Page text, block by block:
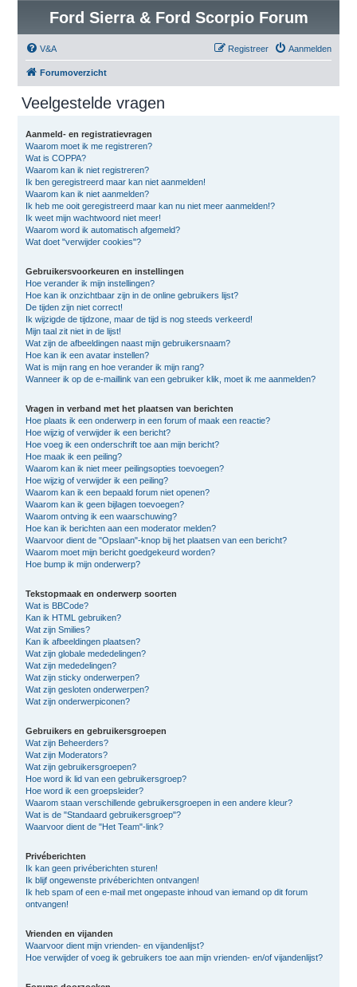
Ford Sierra & Ford Scorpio Forum
V&A Aanmelden
Registreer
Forumoverzicht
Veelgestelde vragen
Aanmeld- en registratievragen
Waarom moet ik me registreren?
Wat is COPPA?
Waarom kan ik niet registreren?
Ik ben geregistreerd maar kan niet aanmelden!
Waarom kan ik niet aanmelden?
Ik heb me ooit geregistreerd maar kan nu niet meer aanmelden!?
Ik weet mijn wachtwoord niet meer!
Waarom word ik automatisch afgemeld?
Wat doet "verwijder cookies"?
Gebruikersvoorkeuren en instellingen
Hoe verander ik mijn instellingen?
Hoe kan ik onzichtbaar zijn in de online gebruikers lijst?
De tijden zijn niet correct!
Ik wijzigde de tijdzone, maar de tijd is nog steeds verkeerd!
Mijn taal zit niet in de lijst!
Wat zijn de afbeeldingen naast mijn gebruikersnaam?
Hoe kan ik een avatar instellen?
Wat is mijn rang en hoe verander ik mijn rang?
Wanneer ik op de e-maillink van een gebruiker klik, moet ik me aanmelden?
Vragen in verband met het plaatsen van berichten
Hoe plaats ik een onderwerp in een forum of maak een reactie?
Hoe wijzig of verwijder ik een bericht?
Hoe voeg ik een onderschrift toe aan mijn bericht?
Hoe maak ik een peiling?
Waarom kan ik niet meer peilingsopties toevoegen?
Hoe wijzig of verwijder ik een peiling?
Waarom kan ik een bepaald forum niet openen?
Waarom kan ik geen bijlagen toevoegen?
Waarom ontving ik een waarschuwing?
Hoe kan ik berichten aan een moderator melden?
Waarvoor dient de "Opslaan"-knop bij het plaatsen van een bericht?
Waarom moet mijn bericht goedgekeurd worden?
Hoe bump ik mijn onderwerp?
Tekstopmaak en onderwerp soorten
Wat is BBCode?
Kan ik HTML gebruiken?
Wat zijn Smilies?
Kan ik afbeeldingen plaatsen?
Wat zijn globale mededelingen?
Wat zijn mededelingen?
Wat zijn sticky onderwerpen?
Wat zijn gesloten onderwerpen?
Wat zijn onderwerpiconen?
Gebruikers en gebruikersgroepen
Wat zijn Beheerders?
Wat zijn Moderators?
Wat zijn gebruikersgroepen?
Hoe word ik lid van een gebruikersgroep?
Hoe word ik een groepsleider?
Waarom staan verschillende gebruikersgroepen in een andere kleur?
Wat is de "Standaard gebruikersgroep"?
Waarvoor dient de "Het Team"-link?
Privéberichten
Ik kan geen privéberichten sturen!
Ik blijf ongewenste privéberichten ontvangen!
Ik heb spam of een e-mail met ongepaste inhoud van iemand op dit forum
ontvangen!
Vrienden en vijanden
Waarvoor dient mijn vrienden- en vijandenlijst?
Hoe verwijder of voeg ik gebruikers toe aan mijn vrienden- en/of vijandenlijst?